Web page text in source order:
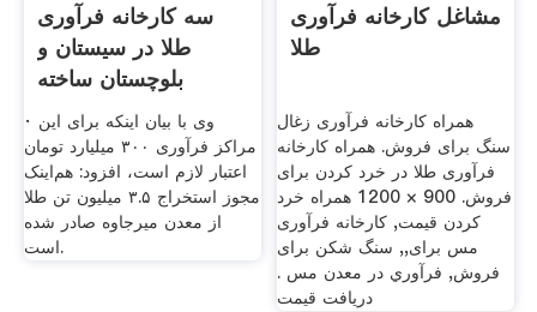
سه کارخانه فرآوری
طلا در سیستان و
بلوچستان ساخته
می‌شود
· وی با بیان اینکه برای این
مراکز فرآوری ۳۰۰ میلیارد تومان
اعتبار لازم است، افزود: هم‌اینک
مجوز استخراج ۳.۵ میلیون تن طلا
از معدن میرجاوه صادر شده
است‌.
مشاغل کارخانه فرآوری
طلا
همراه کارخانه فرآوری زغال
سنگ برای فروش. همراه کارخانه
فرآوری طلا در خرد کردن برای
فروش. 900 × 1200 همراه خرد
کردن قیمت, کارخانه فرآوری
مس برای,, سنگ شکن برای
فروش, فرآوري در معدن مس .
دریافت قیمت